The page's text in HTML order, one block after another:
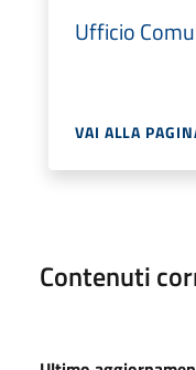
Ufficio
VAI ALLA
Contenuti